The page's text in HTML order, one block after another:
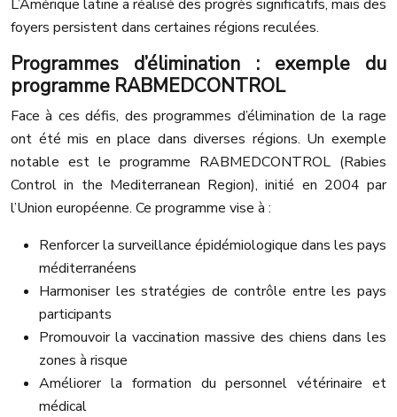
L’Amérique latine a réalisé des progrès significatifs, mais des
foyers persistent dans certaines régions reculées.
Programmes d’élimination : exemple du
programme RABMEDCONTROL
Face à ces défis, des programmes d’élimination de la rage
ont été mis en place dans diverses régions. Un exemple
notable est le programme RABMEDCONTROL (Rabies
Control in the Mediterranean Region), initié en 2004 par
l’Union européenne. Ce programme vise à :
Renforcer la surveillance épidémiologique dans les pays
méditerranéens
Harmoniser les stratégies de contrôle entre les pays
participants
Promouvoir la vaccination massive des chiens dans les
zones à risque
Améliorer la formation du personnel vétérinaire et
médical